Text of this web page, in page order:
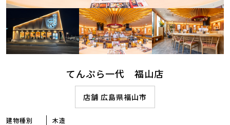
てんぷら一代 福山店
店舗 広島県福山市
建物種別
木造